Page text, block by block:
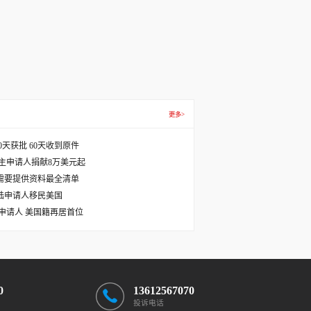
更多>
获批 60天收到原件
申请人捐献8万美元起
要提供资料最全清单
申请人移民美国
请人 美国籍再居首位
13612567070
投诉电话